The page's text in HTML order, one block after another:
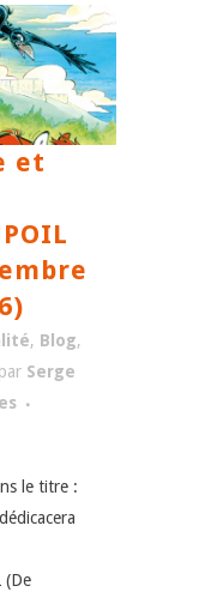
et
, Blog,
par Serge
le titre :
(De